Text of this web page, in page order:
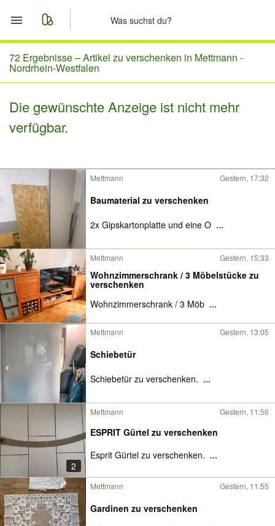
Start
Merkliste
Nachrichten
72 Ergebnisse –Artikel zu verschenken in Mettmann -
Nordrhein-Westfalen
Die gewünschte Anzeige ist nicht mehr
verfügbar.
Mettmann Gestern, 17:32
Baumaterial zu verschenken
2x Gipskartonplatte und eine O ...
Mettmann Gestern, 15:33
Wohnzimmerschrank / 3 Möbelstücke zu
verschenken
Wohnzimmerschrank / 3 Möb ...
Mettmann Gestern, 13:05
Schiebetür
Schiebetür zu verschenken. ...
2
Mettmann Gestern, 11:56
ESPRIT Gürtel zu verschenken
Esprit Gürtel zu verschenken. ...
Mettmann Gestern, 11:55
Gardinen zu verschenken